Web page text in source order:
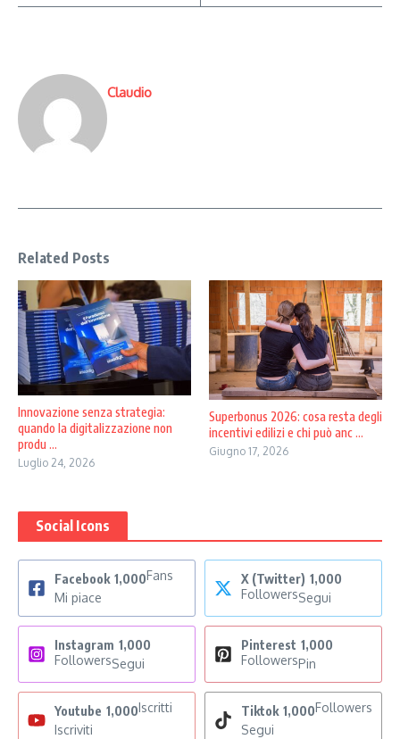
Claudio
Related Posts
Innovazione senza strategia:
quando la digitalizzazione non
produ ...
Luglio 24, 2026
Superbonus 2026: cosa resta degli
incentivi edilizi e chi può anc ...
Giugno 17, 2026
Social Icons
Facebook 1,000Fans
Mi piace
X (Twitter) 1,000
FollowersSegui
Instagram 1,000
FollowersSegui
Pinterest 1,000
FollowersPin
Youtube 1,000Iscritti
Iscriviti
Tiktok 1,000Followers
Segui